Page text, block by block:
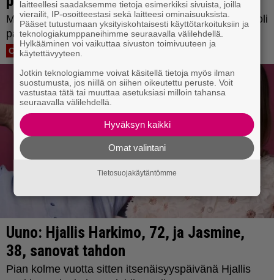
laitteellesi saadaksemme tietoja esimerkiksi sivuista, joilla
vierailit, IP-osoitteestasi sekä laitteesi ominaisuuksista.
Pääset tutustumaan yksityiskohtaisesti käyttötarkoituksiin ja
teknologiakumppaneihimme seuraavalla välilehdellä.
Hylkääminen voi vaikuttaa sivuston toimivuuteen ja
käytettävyyteen.
Jotkin teknologiamme voivat käsitellä tietoja myös ilman
suostumusta, jos niillä on siihen oikeutettu peruste. Voit
vastustaa tätä tai muuttaa asetuksiasi milloin tahansa
seuraavalla välilehdellä.
Hyväksyn kaikki
Omat valintani
Tietosuojakäytäntömme